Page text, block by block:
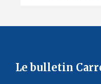
Le bulletin